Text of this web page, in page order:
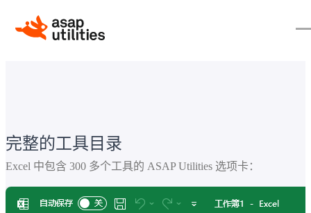
完整的工具目录
Excel 中包含 300 多个工具的 ASAP Utilities 选项卡：